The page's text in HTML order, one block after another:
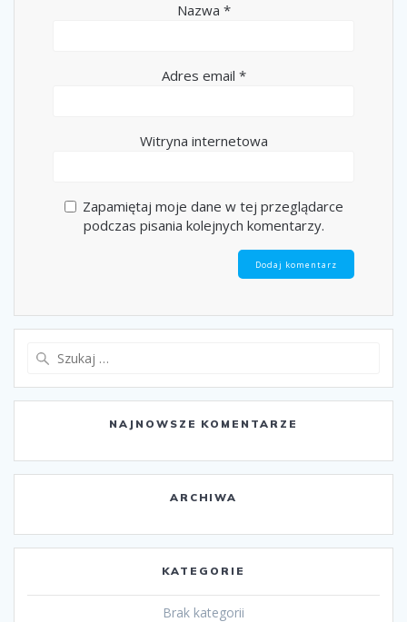
Nazwa *
Adres email *
Witryna internetowa
Zapamiętaj moje dane w tej przeglądarce
podczas pisania kolejnych komentarzy.
NAJNOWSZE KOMENTARZE
ARCHIWA
KATEGORIE
Brak kategorii